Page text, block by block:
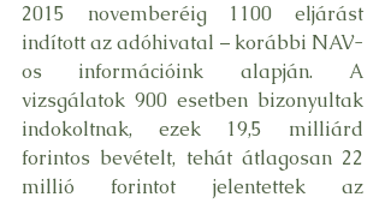
2015 novemberéig 1100 eljárást
indított az adóhivatal – korábbi NAV-
os információink alapján. A
vizsgálatok 900 esetben bizonyultak
indokoltnak, ezek 19,5 milliárd
forintos bevételt, tehát átlagosan 22
millió forintot jelentettek az